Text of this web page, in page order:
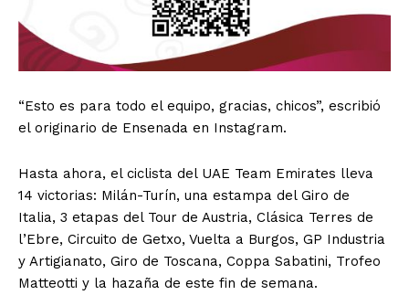
“Esto es para todo el equipo, gracias, chicos”, escribió
el originario de Ensenada en Instagram.
Hasta ahora, el ciclista del UAE Team Emirates lleva
14 victorias: Milán-Turín, una estampa del Giro de
Italia, 3 etapas del Tour de Austria, Clásica Terres de
l’Ebre, Circuito de Getxo, Vuelta a Burgos, GP Industria
y Artigianato, Giro de Toscana, Coppa Sabatini, Trofeo
Matteotti y la hazaña de este fin de semana.